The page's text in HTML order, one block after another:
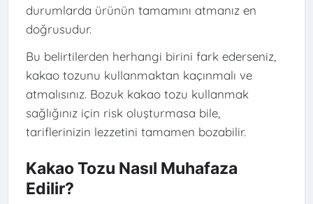
durumlarda ürünün tamamını atmanız en
doğrusudur.
Bu belirtilerden herhangi birini fark ederseniz,
kakao tozunu kullanmaktan kaçınmalı ve
atmalısınız. Bozuk kakao tozu kullanmak
sağlığınız için risk oluşturmasa bile,
tariflerinizin lezzetini tamamen bozabilir.
Kakao Tozu Nasıl Muhafaza
Edilir?